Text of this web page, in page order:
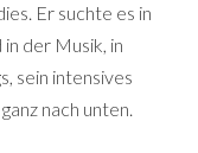
Er suchte es in
der Musik, in
sein intensives
nach unten.